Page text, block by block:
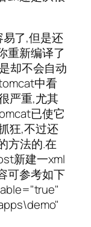
了,但是还
重新编译了
却不会自动
中看
严重,尤其
已使它
狂,不过还
方法的.在
新建一xml
可参考如下